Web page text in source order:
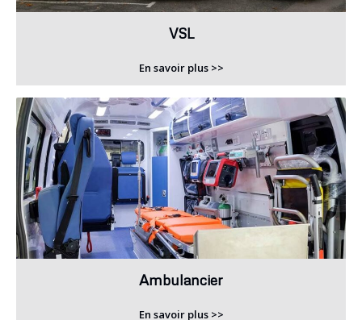
VSL
En savoir plus >>
Ambulancier
En savoir plus >>